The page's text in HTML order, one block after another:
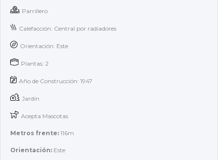
Parrillero
Calefacción: Central por radiadores
Orientación: Este
Plantas: 2
Año de Construcción: 1947
Jardín
Acepta Mascotas
Metros frente: 116m
Orientación: Este